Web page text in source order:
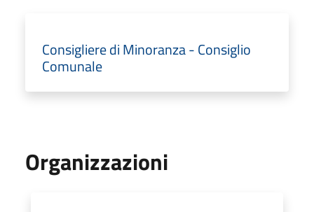
Consigliere di Minoranza - Consiglio
Comunale
Organizzazioni